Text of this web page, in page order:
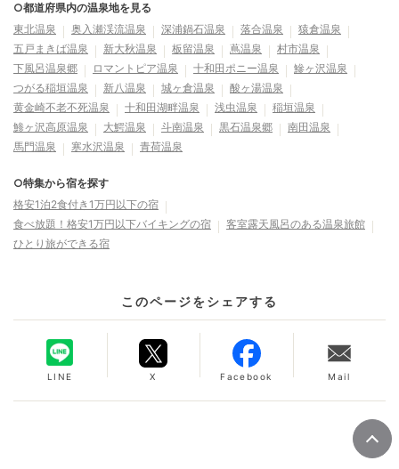
○都道府県内の温泉地を見る
東北温泉
奥入瀬渓流温泉 深浦鍋石温泉 落合温泉
猿倉温泉
五戸まきば温泉
新大秋温泉 板留温泉 蔦温泉
村市温泉
下風呂温泉郷
ロマントピア温泉 十和田ポニー温泉
鰺ヶ沢温泉
つがる稲垣温泉
新八温泉 城ヶ倉温泉
酸ヶ湯温泉
黄金崎不老不死温泉
十和田湖畔温泉 浅虫温泉
稲垣温泉
鯵ヶ沢高原温泉
大鰐温泉 斗南温泉 黒石温泉郷
南田温泉
馬門温泉
寒水沢温泉 青荷温泉
○特集から宿を探す
格安1泊2食付き1万円以下の宿
食べ放題！格安1万円以下バイキングの宿
客室露天風呂のある温泉旅館
ひとり旅ができる宿
このページをシェアする
LINE X Facebook Mail